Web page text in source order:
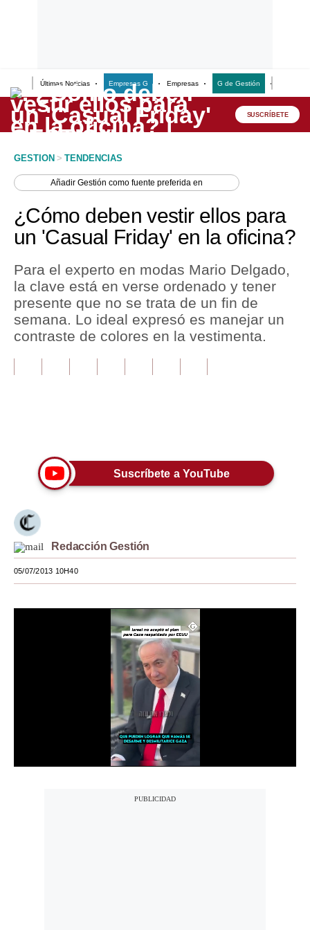
Últimas Noticias Empresas G Empresas G de Gestión
Lo último
Peru Quiosco
Economía
Perú
Política
Tu Dinero
Editorial
Blogs
Tendencias
Lujo
SUSCRÍBETE
GESTION > TENDENCIAS
AñadirGestión como fuente preferida en
¿Cómo deben vestir ellos para
un 'Casual Friday' en la oficina?
Para el experto en modas Mario Delgado,
la clave está en verse ordenado y tener
presente que no se trata de un fin de
semana. Lo ideal expresó es manejar un
contraste de colores en la vestimenta.
Suscríbete a YouTube
Redacción Gestión
05/07/2013 10H40